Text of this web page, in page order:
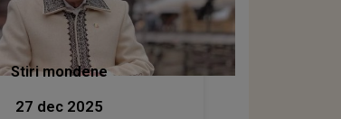
Stiri mondene
27 dec 2025